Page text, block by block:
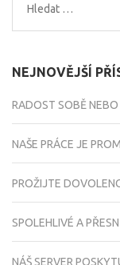
Vyhledávání
NEJNOVĚJŠÍ
RADOST SOBĚ
NAŠE PRÁCE JE
PROŽIJTE
SPOLEHLIVÉ A
NÁŠ SERVER